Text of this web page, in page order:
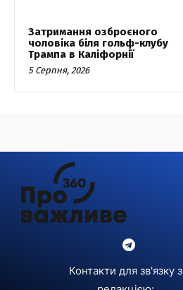
Затримання озброєного
чоловіка біля гольф-клубу
Трампа в Каліфорнії
5 Серпня, 2026
Контакти для зв'язку з